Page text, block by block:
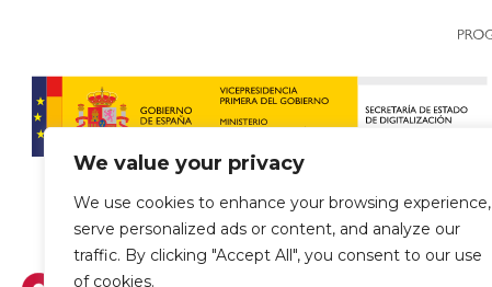
We value your privacy
We use cookies to enhance your browsing experience,
serve personalized ads or content, and analyze our
traffic. By clicking "Accept All", you consent to our use
of cookies.